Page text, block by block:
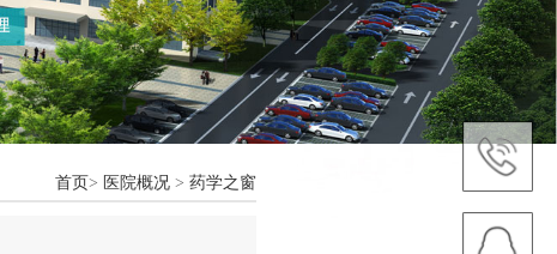
首页> 医院概况 >药学之窗